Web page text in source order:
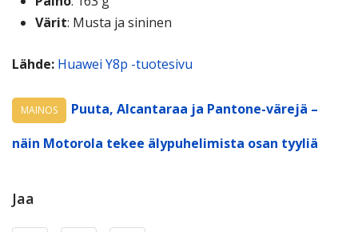
Värit: Musta ja sininen
Lähde: Huawei Y8p -tuotesivu
MAINOS
Puuta, Alcantaraa ja Pantone-värejä –
näin Motorola tekee älypuhelimista osan tyyliä
Jaa